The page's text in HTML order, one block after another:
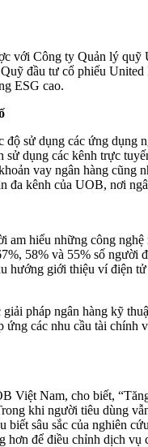
với Công ty Quản lý
đầu tư cổ phiếu
ESG cao.
sử dụng các ứng
dụng các kênh trực
vay ngân hàng
kênh của UOB, nơi
hiểu những công
58% và 55% số
hướng giới thiệu ví điện
pháp ngân hàng kỹ
các nhu cầu tài
Nam, cho biết,
khi người tiêu dùng
sâu sắc của nghiên
để điều chỉnh dịch